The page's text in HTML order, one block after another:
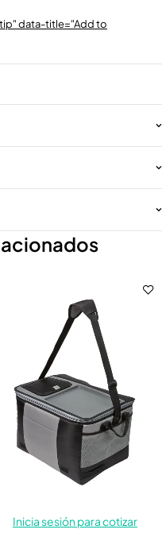
data-title="Add to
Inicia sesión para cotizar